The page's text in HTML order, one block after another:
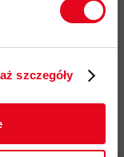
szczegóły